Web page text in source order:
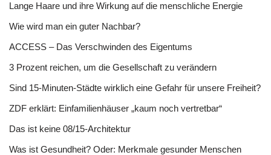
Lange Haare und ihre Wirkung auf die menschliche Energie
Wie wird man ein guter Nachbar?
ACCESS – Das Verschwinden des Eigentums
3 Prozent reichen, um die Gesellschaft zu verändern
Sind 15-Minuten-Städte wirklich eine Gefahr für unsere Freiheit?
ZDF erklärt: Einfamilienhäuser „kaum noch vertretbar“
Das ist keine 08/15-Architektur
Was ist Gesundheit? Oder: Merkmale gesunder Menschen